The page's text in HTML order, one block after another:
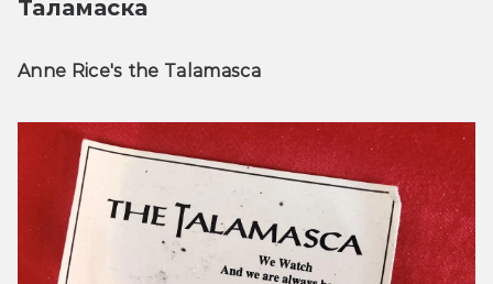
Таламаска
Anne Rice's the Talamasca